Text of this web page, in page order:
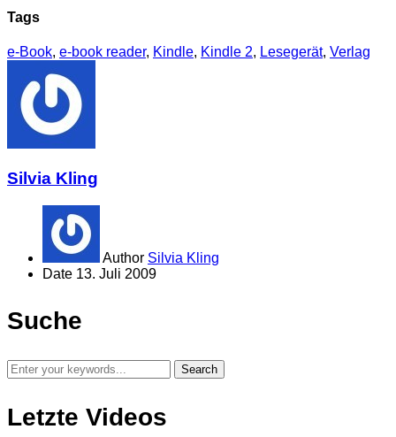
Tags
e-Book, e-book reader, Kindle, Kindle 2, Lesegerät, Verlag
Silvia Kling
Author Silvia Kling
Date 13. Juli 2009
Suche
Letzte Videos